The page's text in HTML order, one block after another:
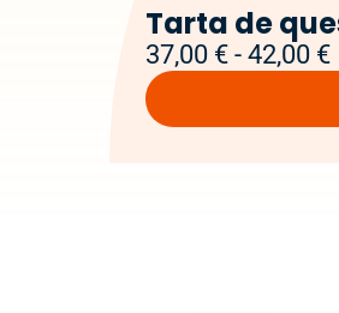
Tarta de
37,00 € - 42,00 €